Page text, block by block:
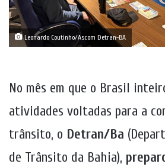
Leonardo Coutinho/Ascom Detran-BA
No mês em que o Brasil
atividades voltadas para a
trânsito, o Detran/Ba
de Trânsito da Bahia),